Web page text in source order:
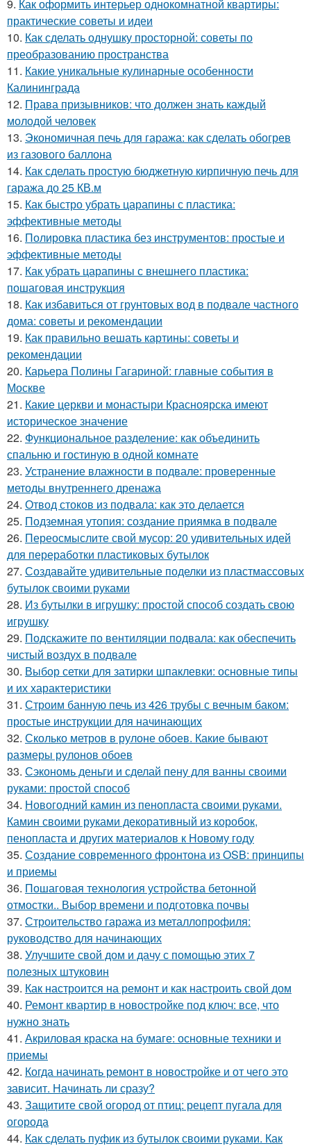
9. Как оформить интерьер однокомнатной квартиры:
практические советы и идеи
10. Как сделать однушку просторной: советы по
преобразованию пространства
11. Какие уникальные кулинарные особенности
Калининграда
12. Права призывников: что должен знать каждый
молодой человек
13. Экономичная печь для гаража: как сделать обогрев
из газового баллона
14. Как сделать простую бюджетную кирпичную печь для
гаража до 25 КВ.м
15. Как быстро убрать царапины с пластика:
эффективные методы
16. Полировка пластика без инструментов: простые и
эффективные методы
17. Как убрать царапины с внешнего пластика:
пошаговая инструкция
18. Как избавиться от грунтовых вод в подвале частного
дома: советы и рекомендации
19. Как правильно вешать картины: советы и
рекомендации
20. Карьера Полины Гагариной: главные события в
Москве
21. Какие церкви и монастыри Красноярска имеют
историческое значение
22. Функциональное разделение: как объединить
спальню и гостиную в одной комнате
23. Устранение влажности в подвале: проверенные
методы внутреннего дренажа
24. Отвод стоков из подвала: как это делается
25. Подземная утопия: создание приямка в подвале
26. Переосмыслите свой мусор: 20 удивительных идей
для переработки пластиковых бутылок
27. Создавайте удивительные поделки из пластмассовых
бутылок своими руками
28. Из бутылки в игрушку: простой способ создать свою
игрушку
29. Подскажите по вентиляции подвала: как обеспечить
чистый воздух в подвале
30. Выбор сетки для затирки шпаклевки: основные типы
и их характеристики
31. Строим банную печь из 426 трубы с вечным баком:
простые инструкции для начинающих
32. Сколько метров в рулоне обоев. Какие бывают
размеры рулонов обоев
33. Сэкономь деньги и сделай пену для ванны своими
руками: простой способ
34. Новогодний камин из пенопласта своими руками.
Камин своими руками декоративный из коробок,
пенопласта и других материалов к Новому году
35. Создание современного фронтона из OSB: принципы
и приемы
36. Пошаговая технология устройства бетонной
отмостки.. Выбор времени и подготовка почвы
37. Строительство гаража из металлопрофиля:
руководство для начинающих
38. Улучшите свой дом и дачу с помощью этих 7
полезных штуковин
39. Как настроится на ремонт и как настроить свой дом
40. Ремонт квартир в новостройке под ключ: все, что
нужно знать
41. Акриловая краска на бумаге: основные техники и
приемы
42. Когда начинать ремонт в новостройке и от чего это
зависит. Начинать ли сразу?
43. Защитите свой огород от птиц: рецепт пугала для
огорода
44. Как сделать пуфик из бутылок своими руками. Как